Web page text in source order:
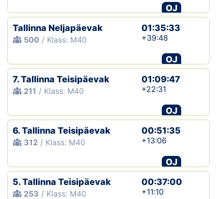
OJ
Tallinna Neljapäevak
500 / Klass: M40
01:35:33
+39:48
OJ
7. Tallinna Teisipäevak
211 / Klass: M40
01:09:47
+22:31
OJ
6. Tallinna Teisipäevak
312 / Klass: M40
00:51:35
+13:06
OJ
5. Tallinna Teisipäevak
253 / Klass: M40
00:37:00
+11:10